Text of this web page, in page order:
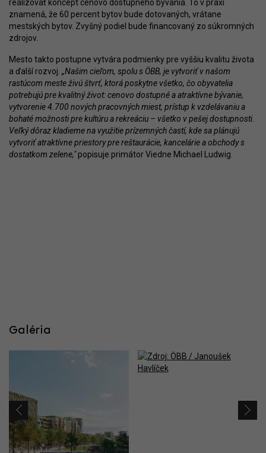
realizovať koncept cenovo dostupného bývania. To v praxi
znamená, že 60 percent bytov bude dotovaných, vrátane
mestských bytov. Zvyšný podiel bude financovaný zo súkromných
zdrojov.
Mesto takto postupne vytvára podmienky pre vyššiu kvalitu života
a ďalší rozvoj. „Našim cieľom, spolu s ÖBB, je vytvoriť v našom
rastúcom meste živú štvrť, ktorá poskytne všetko, čo obyvatelia
potrebujú pre kvalitný život: cenovo dostupné a atraktívne bývanie,
vytvorenie 4.700 nových pracovných miest, prístup k vzdelávaniu a
bohaté možnosti pre kultúru a rekreáciu – všetko v pešej dostupnosti.
Veľký dôraz kladieme na využitie prízemných častí, kde sa plánujú
vytvoriť atraktívne priestory pre reštaurácie, kancelárie a obchody s
dostatkom zelene,"popisuje primátor Viedne Michael Ludwig.
Galéria